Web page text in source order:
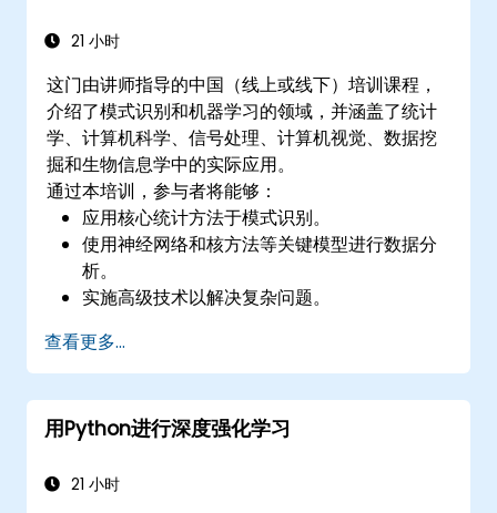
21 小时
这门由讲师指导的中国（线上或线下）培训课程，
介绍了模式识别和机器学习的领域，并涵盖了统计
学、计算机科学、信号处理、计算机视觉、数据挖
掘和生物信息学中的实际应用。
通过本培训，参与者将能够：
应用核心统计方法于模式识别。
使用神经网络和核方法等关键模型进行数据分
析。
实施高级技术以解决复杂问题。
查看更多...
用Python进行深度强化学习
21 小时